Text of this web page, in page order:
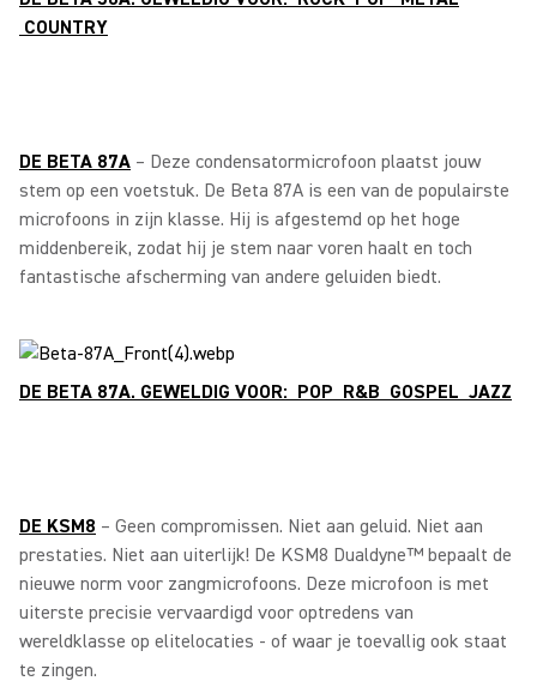
COUNTRY
DE BETA 87A – Deze condensatormicrofoon plaatst jouw
stem op een voetstuk. De Beta 87A is een van de populairste
microfoons in zijn klasse. Hij is afgestemd op het hoge
middenbereik, zodat hij je stem naar voren haalt en toch
fantastische afscherming van andere geluiden biedt.
DE BETA 87A. GEWELDIG VOOR: POP R&B GOSPEL JAZZ
DE KSM8 – Geen compromissen. Niet aan geluid. Niet aan
prestaties. Niet aan uiterlijk! De KSM8 Dualdyne™ bepaalt de
nieuwe norm voor zangmicrofoons. Deze microfoon is met
uiterste precisie vervaardigd voor optredens van
wereldklasse op elitelocaties - of waar je toevallig ook staat
te zingen.